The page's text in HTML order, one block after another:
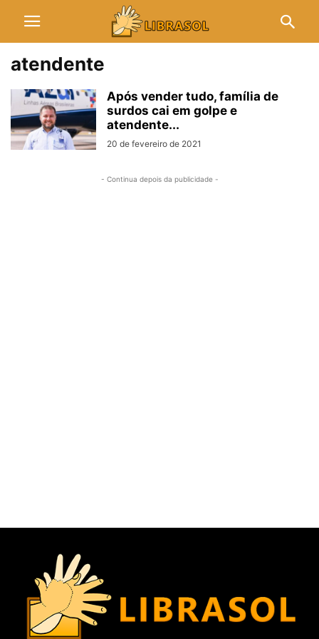
atendente
Após vender tudo, família de
surdos cai em golpe e
atendente...
20 de fevereiro de 2021
- Continua depois da publicidade -